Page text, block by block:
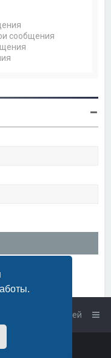
сообщения
с администрацией